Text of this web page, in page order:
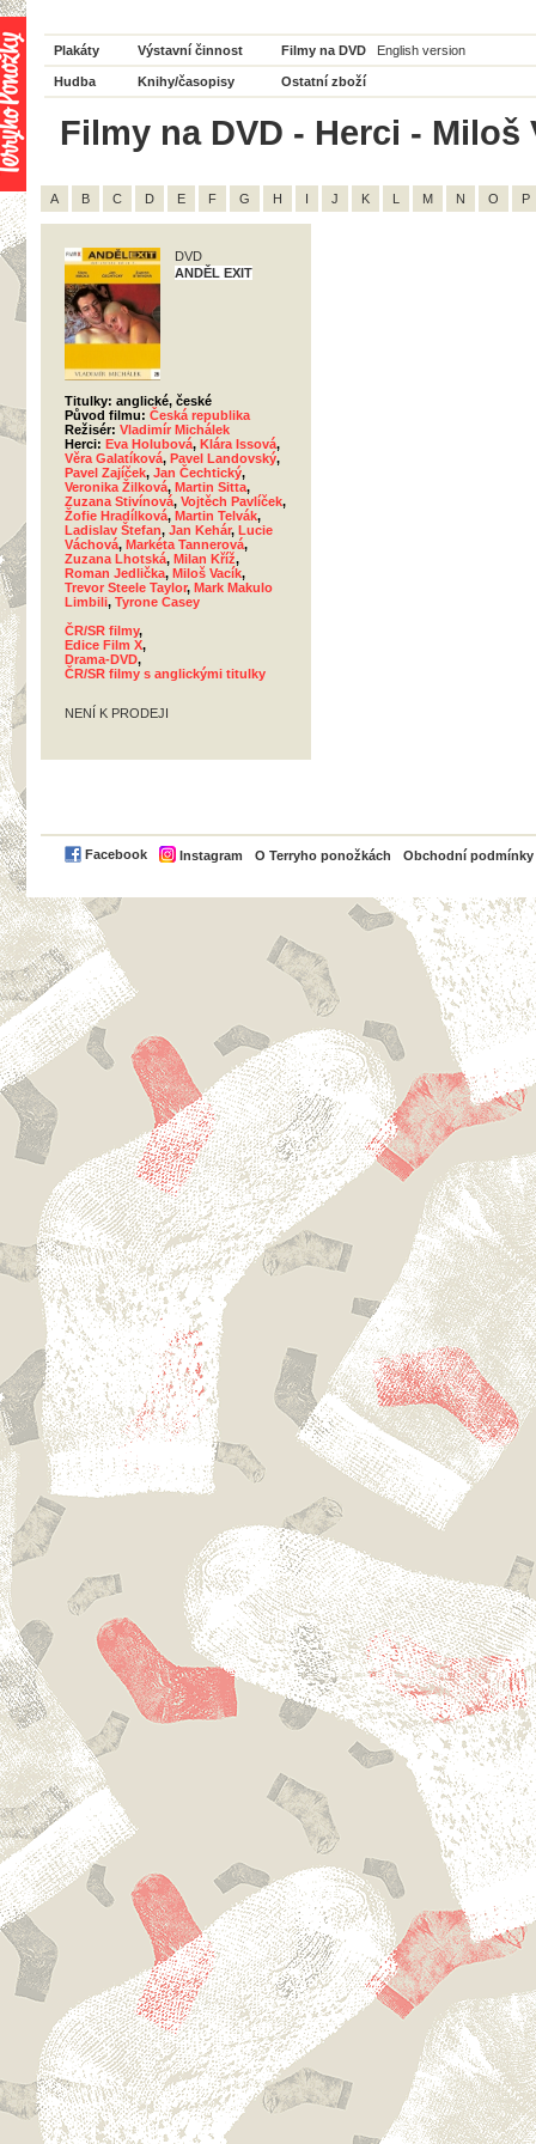
Plakáty Výstavní činnost Filmy na DVD English version
Hudba Knihy/časopisy Ostatní zboží
Filmy na DVD - Herci - Miloš
A B C D E F G H I J K L M N O P
DVD
ANDĚL EXIT
Titulky: anglické, české
Původ filmu: Česká republika
Režisér: Vladimír Michálek
Herci: Eva Holubová, Klára Issová,
Věra Galatíková, Pavel Landovský,
Pavel Zajíček, Jan Čechtický,
Veronika Žilková, Martin Sitta,
Zuzana Stivínová, Vojtěch Pavlíček,
Žofie Hradílková, Martin Telvák,
Ladislav Štefan, Jan Kehár, Lucie
Váchová, Markéta Tannerová,
Zuzana Lhotská, Milan Kříž,
Roman Jedlička, Miloš Vacík,
Trevor Steele Taylor, Mark Makulo
Limbili, Tyrone Casey
ČR/SR filmy,
Edice Film X,
Drama-DVD,
ČR/SR filmy s anglickými titulky
NENÍ K PRODEJI
Facebook Instagram O Terryho ponožkách Obchodní podmínky
PayPal